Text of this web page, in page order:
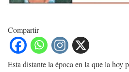
Compartir
Esta distante la época en la que la hoy